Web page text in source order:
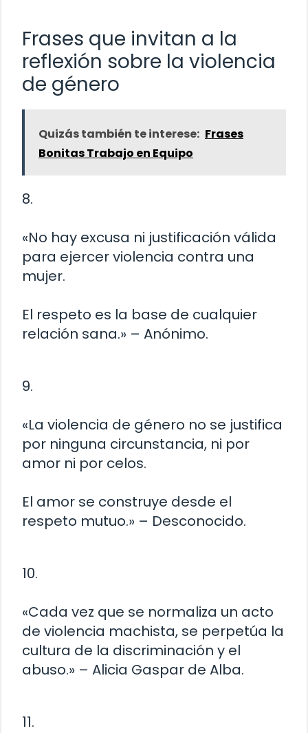
Frases que invitan a la
reflexión sobre la violencia
de género
Quizás también te interese: Frases
Bonitas Trabajo en Equipo
8.
«No hay excusa ni justificación válida
para ejercer violencia contra una
mujer.
El respeto es la base de cualquier
relación sana.» – Anónimo.
9.
«La violencia de género no se justifica
por ninguna circunstancia, ni por
amor ni por celos.
El amor se construye desde el
respeto mutuo.» – Desconocido.
10.
«Cada vez que se normaliza un acto
de violencia machista, se perpetúa la
cultura de la discriminación y el
abuso.» – Alicia Gaspar de Alba.
11.